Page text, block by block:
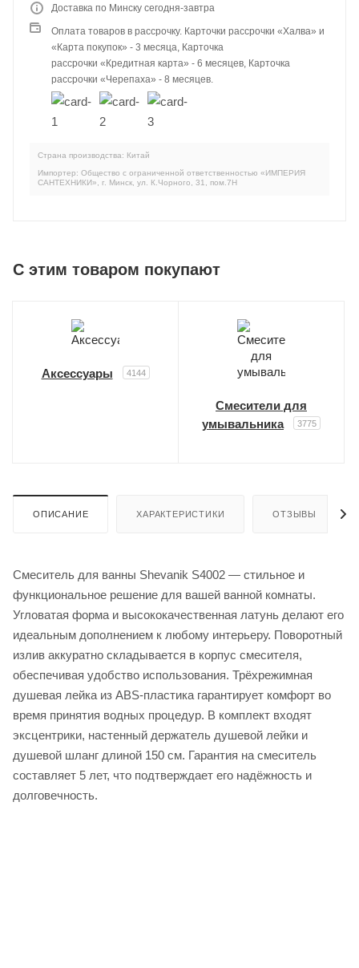
Доставка по Минску сегодня-завтра
Оплата товаров в рассрочку. Карточки рассрочки «Халва» и
«Карта покупок» - 3 месяца, Карточка
рассрочки «Кредитная карта» - 6 месяцев, Карточка
рассрочки «Черепаха» - 8 месяцев.
Страна производства: Китай
Импортер: Общество с ограниченной ответственностью «ИМПЕРИЯ
САНТЕХНИКИ», г. Минск, ул. К.Чорного, 31, пом.7Н
C этим товаром покупают
Аксессуары 4144
Смесители для
умывальника
3775
ОПИСАНИЕ ХАРАКТЕРИСТИКИ ОТЗЫВЫ
Смеситель для ванны Shevanik S4002 — стильное и
функциональное решение для вашей ванной комнаты.
Угловатая форма и высококачественная латунь делают его
идеальным дополнением к любому интерьеру. Поворотный
излив аккуратно складывается в корпус смесителя,
обеспечивая удобство использования. Трёхрежимная
душевая лейка из ABS-пластика гарантирует комфорт во
время принятия водных процедур. В комплект входят
эксцентрики, настенный держатель душевой лейки и
душевой шланг длиной 150 см. Гарантия на смеситель
составляет 5 лет, что подтверждает его надёжность и
долговечность.